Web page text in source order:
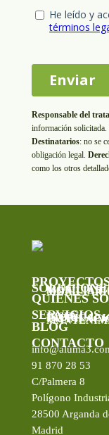
Responsable del
información solicitada.
Destinatarios: no se
obligación legal.
como los otros
QUIÉNES
SERVICIOS
DISEÑO
BLOG
CONTACTO
91 870 28 53
C/Palmera 8
Polígono
28500 Arganda
Madrid